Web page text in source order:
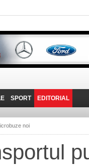
DE VIAȚĂ
SPORT EDITORIAL
DE VICTOR
noi